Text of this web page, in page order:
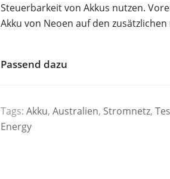
Steuerbarkeit von Akkus nutzen.
Akku von Neoen auf den
Passend dazu
Tags: Akku, Australien, Stromnetz,
Energy